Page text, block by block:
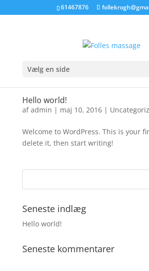
61467876
Vælg en side
Hello world!
afadmin | maj 10, 2016|
Welcome to WordPress. This is your
delete it, then start writing!
Seneste indlæg
Hello world!
Seneste kommentarer